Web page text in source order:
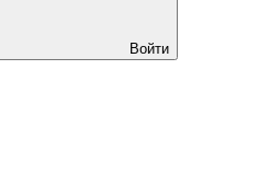
Войти